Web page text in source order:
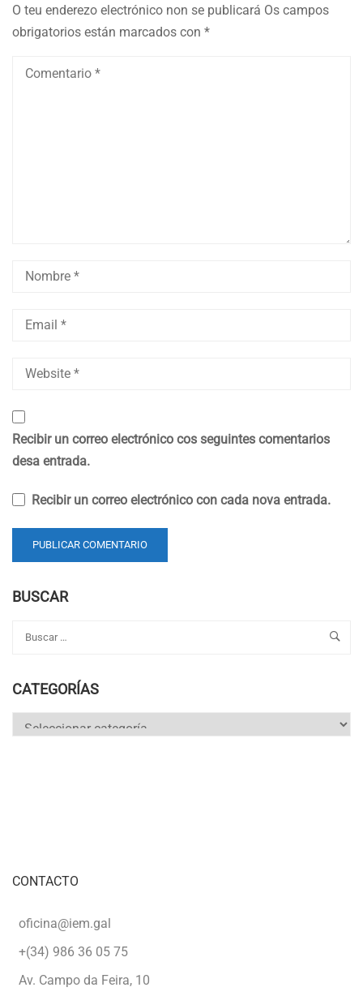
O teu enderezo electrónico non se publicará Os campos
obrigatorios están marcados con *
Recibir un correo electrónico cos seguintes comentarios
desa entrada.
Recibir un correo electrónico con cada nova entrada.
BUSCAR
CATEGORÍAS
Categorías
CONTACTO
oficina@iem.gal
+(34) 986 36 05 75
Av. Campo da Feira, 10